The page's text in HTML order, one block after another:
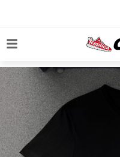
로
너
뛰
기